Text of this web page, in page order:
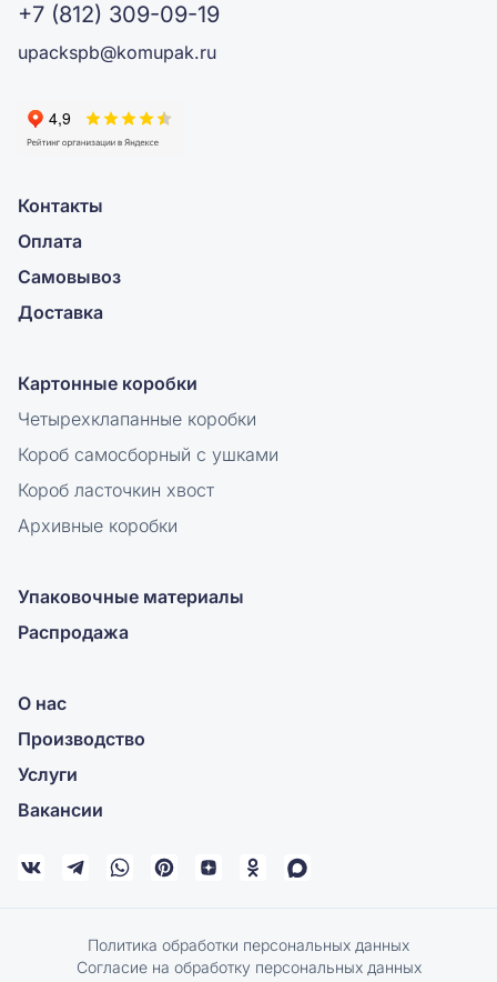
+7 (812) 309-09-19
upackspb@komupak.ru
Контакты
Оплата
Самовывоз
Доставка
Картонные коробки
Четырехклапанные коробки
Короб самосборный с ушками
Короб ласточкин хвост
Архивные коробки
Упаковочные материалы
Распродажа
О нас
Производство
Услуги
Вакансии
Политика обработки персональных данных
Согласие на обработку персональных данных